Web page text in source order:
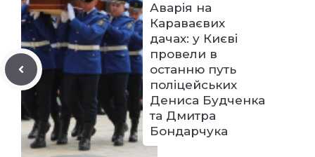
Аварія на
Караваєвих
дачах: у Києві
провели в
останню путь
поліцейських
Дениса Будченка
та Дмитра
Бондарчука